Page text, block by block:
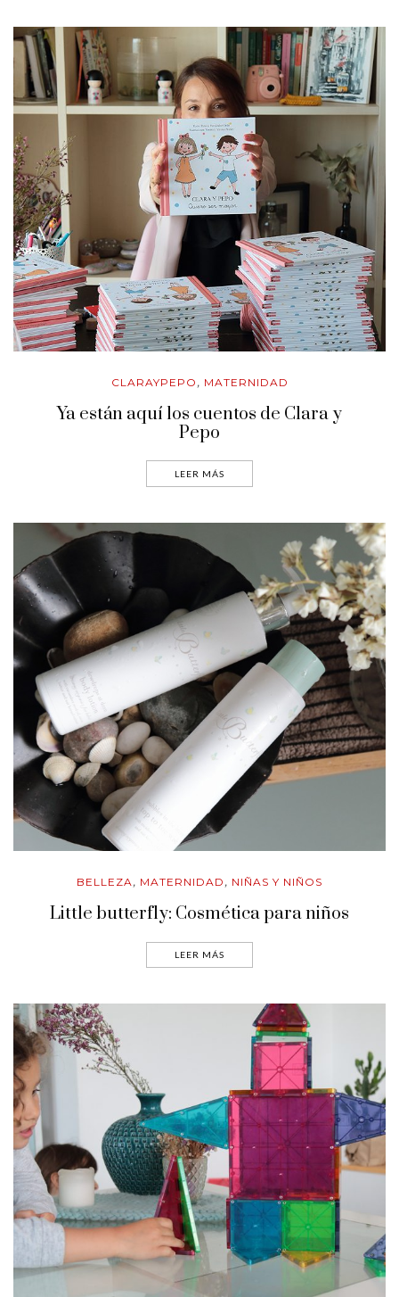
CLARAYPEPO , MATERNIDAD
Ya están aquí los cuentos de Clara y
Pepo
LEER MÁS
BELLEZA, MATERNIDAD , NIÑAS Y NIÑOS
Little butterfly: Cosmética para niños
LEER MÁS